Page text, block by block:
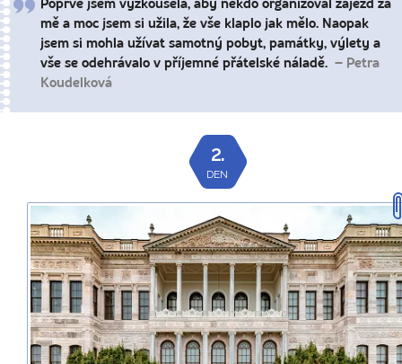
Poprvé jsem vyzkoušela, aby někdo organizoval zájezd za
mě a moc jsem si užila, že vše klaplo jak mělo. Naopak
jsem si mohla užívat samotný pobyt, památky, výlety a
vše se odehrávalo v příjemné přátelské náladě. – Petra
Koudelková
2.
DEN